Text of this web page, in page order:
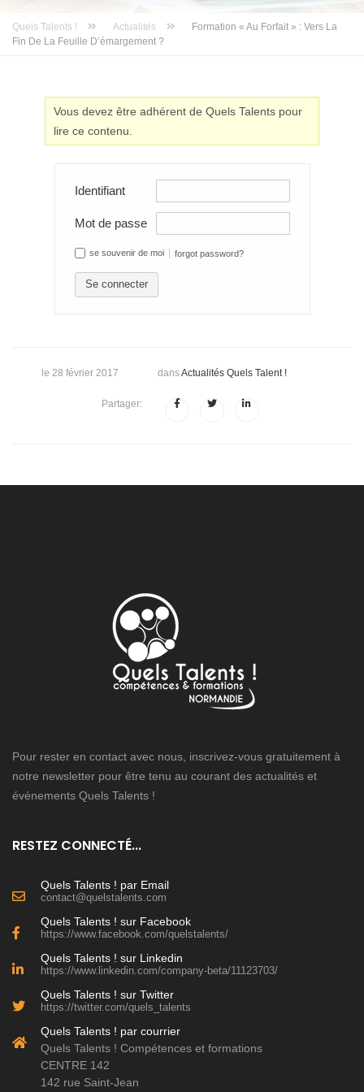
Quels Talents ! Actualités
Formation « Au Forfait » : Vers La
Fin De La Feuille D’émargement ?
Vous devez être adhérent de Quels Talents pour
lire ce contenu.
Identifiant
Mot de passe
se souvenir de moi forgot password?
Se connecter
le 28 février 2017 dansActualités Quels Talent !
Partager:
Pour rester en contact avec nous, inscrivez-vous gratuitement à
notre newsletter pour être tenu au courant des actualités et
événements Quels Talents !
RESTEZ CONNECTÉ...
Quels Talents ! par Email
contact@quelstalents.com
Quels Talents ! sur Facebook
https://www.facebook.com/quelstalents/
Quels Talents ! sur Linkedin
https://www.linkedin.com/company-beta/11123703/
Quels Talents ! sur Twitter
https://twitter.com/quels_talents
Quels Talents ! par courrier
Quels Talents ! Compétences et formations
CENTRE 142
142 rue Saint-Jean